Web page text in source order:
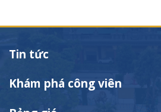
Tin tức
Khám phá công viên